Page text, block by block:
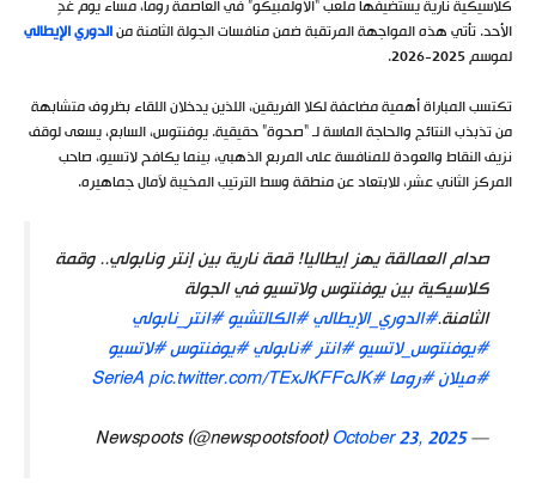
كلاسيكية نارية يستضيفها ملعب “الأولمبيكو” في العاصمة روما، مساء يوم غدٍ
الأحد. تأتي هذه المواجهة المرتقبة ضمن منافسات الجولة الثامنة منالدوري الإيطالي
لموسم 2025-2026.
تكتسب المباراة أهمية مضاعفة لكلا الفريقين، اللذين يدخلان اللقاء بظروف متشابهة
من تذبذب النتائج والحاجة الماسة لـ “صحوة” حقيقية. يوفنتوس، السابع، يسعى لوقف
نزيف النقاط والعودة للمنافسة على المربع الذهبي، بينما يكافح لاتسيو، صاحب
المركز الثاني عشر، للابتعاد عن منطقة وسط الترتيب المخيبة لآمال جماهيره.
صدام العمالقة يهز إيطاليا! قمة نارية بين إنتر ونابولي.. وقمة
كلاسيكية بين يوفنتوس ولاتسيو في الجولة
الثامنة.#الدوري_الإيطالي#الكالتشيو#انتر_نابولي
#يوفنتوس_لاتسيو#انتر#نابولي#يوفنتوس#لاتسيو
#ميلان#روما#SerieA
pic.twitter.com/TExJKFFcJK
— Newspoots (@newspootsfoot)
October 23, 2025